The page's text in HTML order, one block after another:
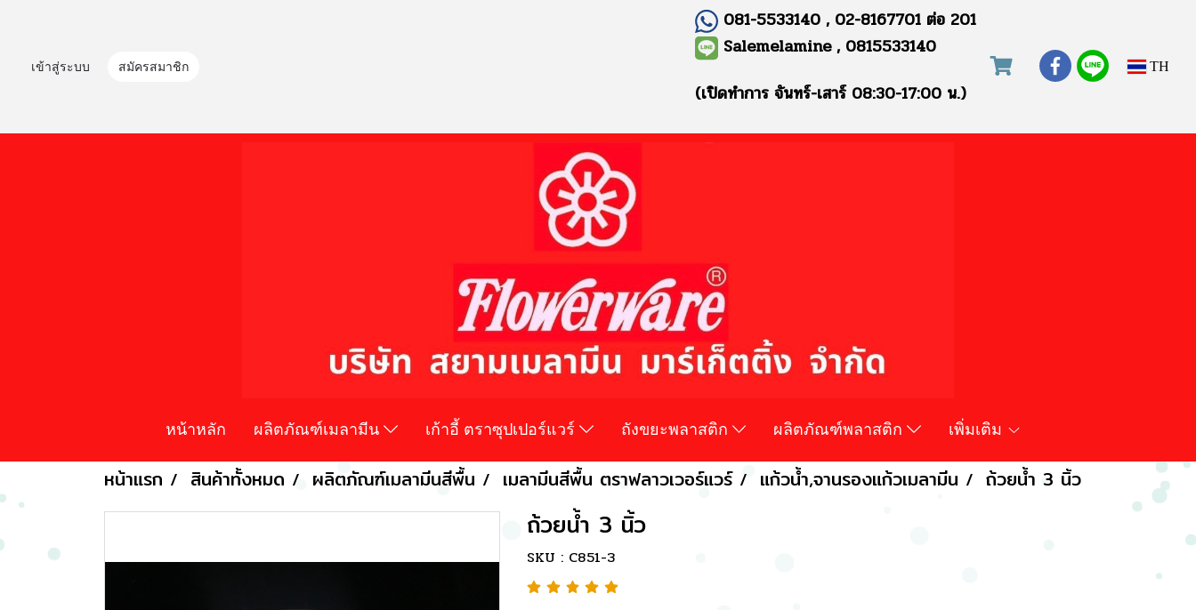
เข้าสู่ระบบ สมัครสมาชิก
081-5533140 , 02-8167701 ต่อ 201
Salemelamine , 0815533140
(เปิดทำการ จันทร์-เสาร์ 08:30-17:00 น.)
TH
หน้าหลัก ผลิตภัณฑ์เมลามีน เก้าอี้ ตราซุปเปอร์แวร์ ถังขยะพลาสติก ผลิตภัณฑ์พลาสติก เพิ่มเติม
หน้าแรก สินค้าทั้งหมด ผลิตภัณฑ์เมลามีนสีพื้น เมลามีนสีพื้น ตราฟลาวเวอร์แวร์ แก้วน้ำ,จานรองแก้วเมลามีน ถ้วยน้ำ 3 นิ้ว
ถ้วยน้ำ 3 นิ้ว
SKU : C851-3